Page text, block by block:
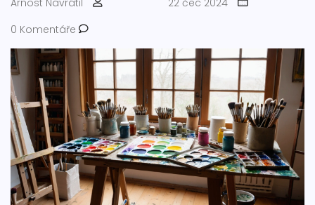
Arnost Navrátil
22 čec 2024
0 Komentáře